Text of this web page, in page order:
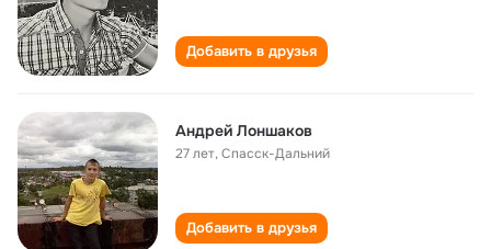
Добавить в друзья
Андрей Лоншаков
27 лет,Спасск-Дальний
Добавить в друзья